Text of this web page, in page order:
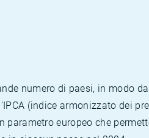
numero di paesi, in modo
(indice armonizzato dei
europeo che